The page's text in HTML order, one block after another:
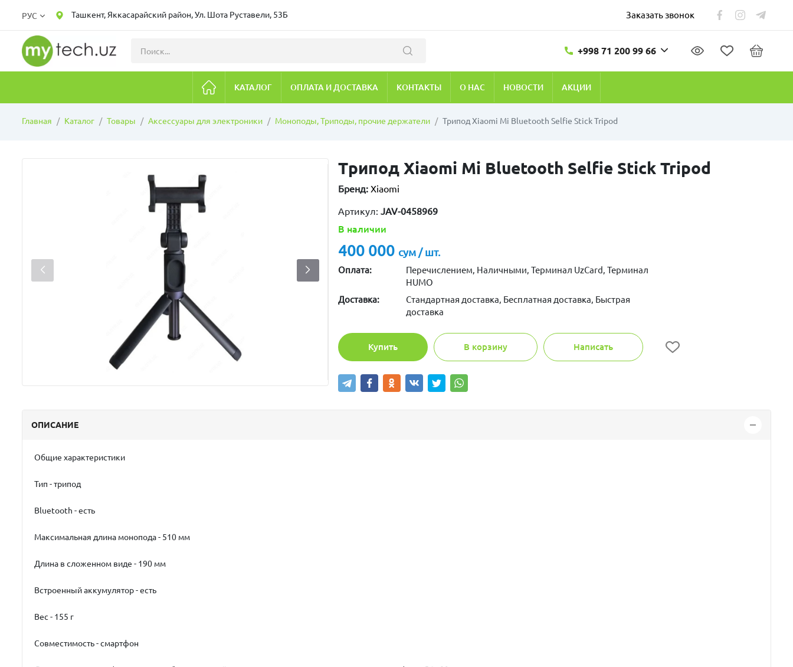
РУС Ташкент, Яккасарайский район, Ул. Шота Руставели, 53Б Заказать звонок
+998 71 200 99 66
КАТАЛОГ ОПЛАТА И ДОСТАВКА КОНТАКТЫ О НАС НОВОСТИ АКЦИИ
Главная Каталог Товары Аксессуары для электроники Моноподы, Триподы, прочие держатели Трипод Xiaomi Mi Bluetooth Selfie Stick Tripod
Трипод Xiaomi Mi Bluetooth Selfie Stick Tripod
Бренд: Xiaomi
Артикул: JAV-0458969
В наличии
400 000 сум / шт.
Оплата:
Перечислением, Наличными, Терминал UzCard, Терминал
HUMO
Доставка:
Стандартная доставка, Бесплатная доставка, Быстрая
доставка
Купить В корзину Написать
ОПИСАНИЕ
Общие характеристики
Тип - трипод
Bluetooth - есть
Максимальная длина монопода - 510 мм
Длина в сложенном виде - 190 мм
Встроенный аккумулятор - есть
Вес - 155 г
Совместимость - смартфон